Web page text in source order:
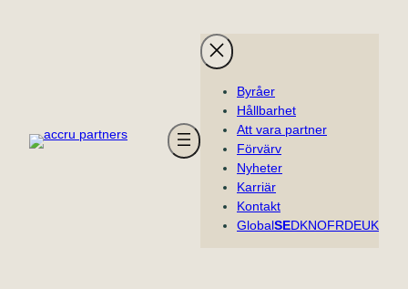
Byråer
Hållbarhet
Att vara partner
Förvärv
Nyheter
Karriär
Kontakt
GlobalSEDKNOFRDEUK